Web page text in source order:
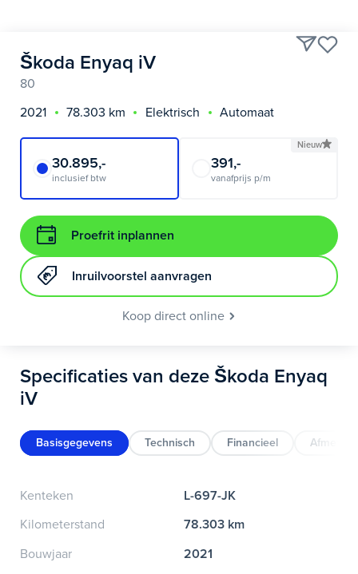
Škoda Enyaq iV
80
2021
78.303 km Elektrisch Automaat
30.895,-
inclusief btw
Nieuw
391,-
vanafprijs p/m
Proefrit inplannen
Inruilvoorstel aanvragen
Koop direct online
Specificaties van deze Škoda Enyaq
iV
Basisgegevens Technisch Financieel
Kenteken
L-697-JK
Kilometerstand
78.303 km
Bouwjaar
2021